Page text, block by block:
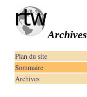
Archives
Plan du site
Sommaire
Archives